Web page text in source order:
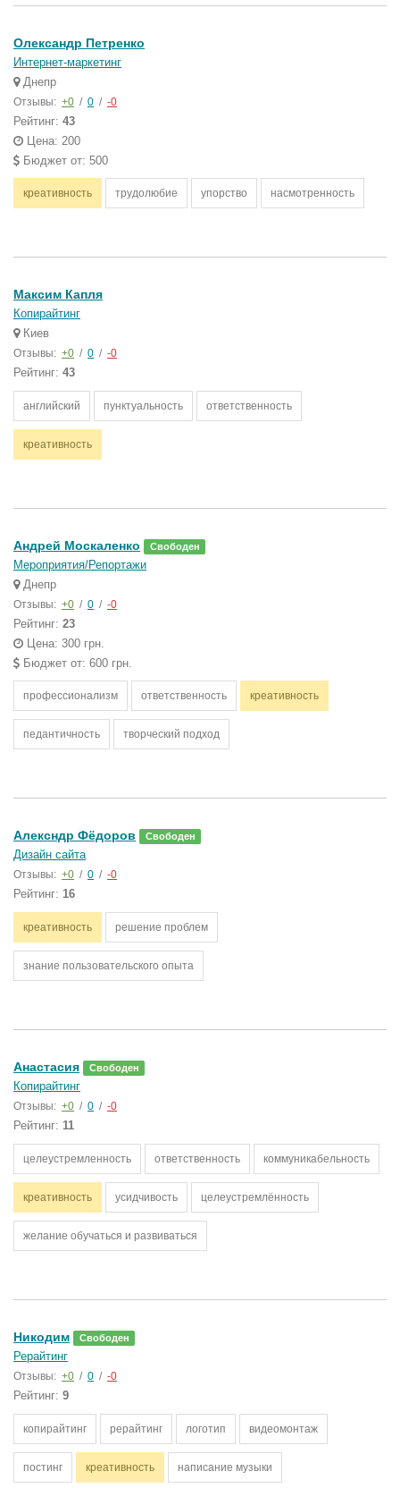
Олександр Петренко
Интернет-маркетинг
Днепр
Отзывы: +0 / 0 / -0
Рейтинг: 43
Цена: 200
Бюджет от: 500
креативность трудолюбие упорство насмотренность
Максим Капля
Копирайтинг
Киев
Отзывы: +0 / 0 / -0
Рейтинг: 43
английский пунктуальность ответственность
креативность
Андрей Москаленко Свободен
Мероприятия/Репортажи
Днепр
Отзывы: +0 / 0 / -0
Рейтинг: 23
Цена: 300 грн.
Бюджет от: 600 грн.
профессионализм ответственность креативность
педантичность творческий подход
Алексндр Фёдоров Свободен
Дизайн сайта
Отзывы: +0 / 0 / -0
Рейтинг: 16
креативность решение проблем
знание пользовательского опыта
Анастасия Свободен
Копирайтинг
Отзывы: +0 / 0 / -0
Рейтинг: 11
целеустремленность ответственность коммуникабельность
креативность усидчивость целеустремлённость
желание обучаться и развиваться
Никодим Свободен
Рерайтинг
Отзывы: +0 / 0 / -0
Рейтинг: 9
копирайтинг рерайтинг логотип видеомонтаж
постинг креативность написание музыки